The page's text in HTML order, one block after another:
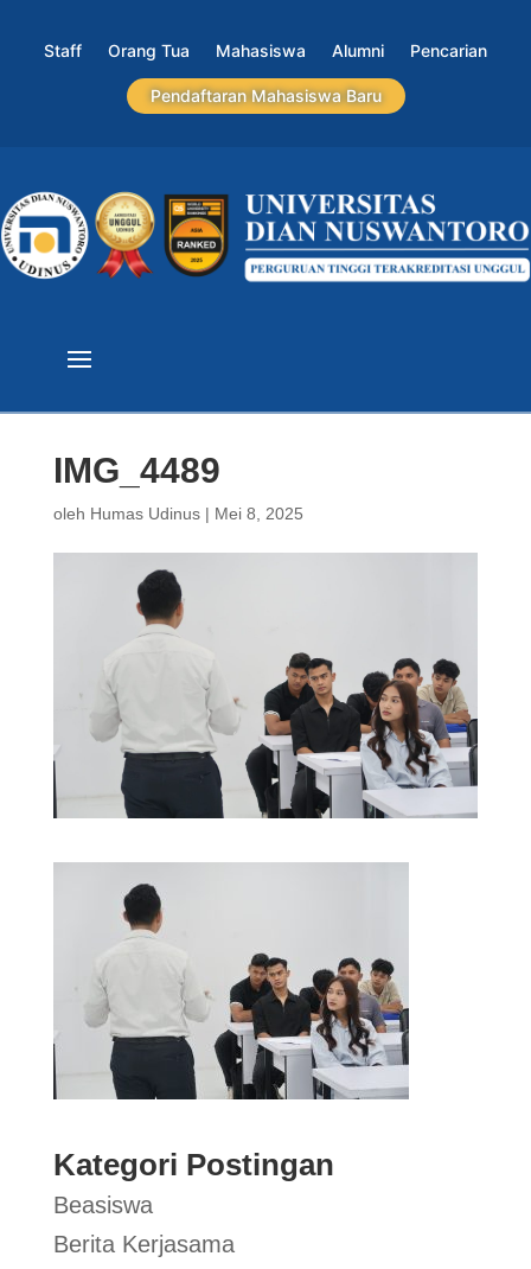
Staff Orang Tua Mahasiswa Alumni Pencarian
Pendaftaran Mahasiswa Baru
IMG_4489
oleh Humas Udinus| Mei 8, 2025
Kategori Postingan
Beasiswa
Berita Kerjasama